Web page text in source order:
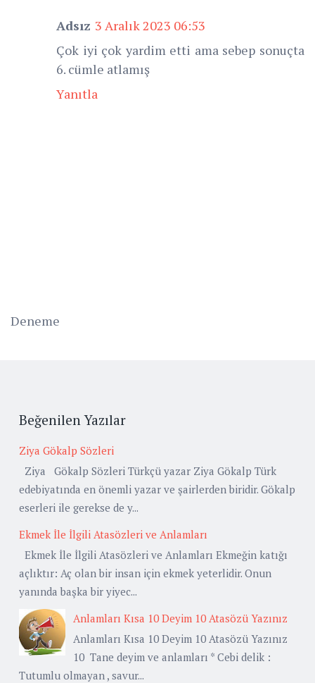
Adsız 3 Aralık 2023 06:53
Çok iyi çok yardim etti ama sebep sonuçta
6. cümle atlamış
Yanıtla
Deneme
Beğenilen Yazılar
Ziya Gökalp Sözleri
Ziya Gökalp Sözleri Türkçü yazar Ziya Gökalp Türk
edebiyatında en önemli yazar ve şairlerden biridir. Gökalp
eserleri ile gerekse de y...
Ekmek İle İlgili Atasözleri ve Anlamları
Ekmek İle İlgili Atasözleri ve Anlamları Ekmeğin katığı
açlıktır: Aç olan bir insan için ekmek yeterlidir. Onun
yanında başka bir yiyec...
Anlamları Kısa 10 Deyim 10 Atasözü Yazınız
Anlamları Kısa 10 Deyim 10 Atasözü Yazınız
10 Tane deyim ve anlamları * Cebi delik :
Tutumlu olmayan , savur...